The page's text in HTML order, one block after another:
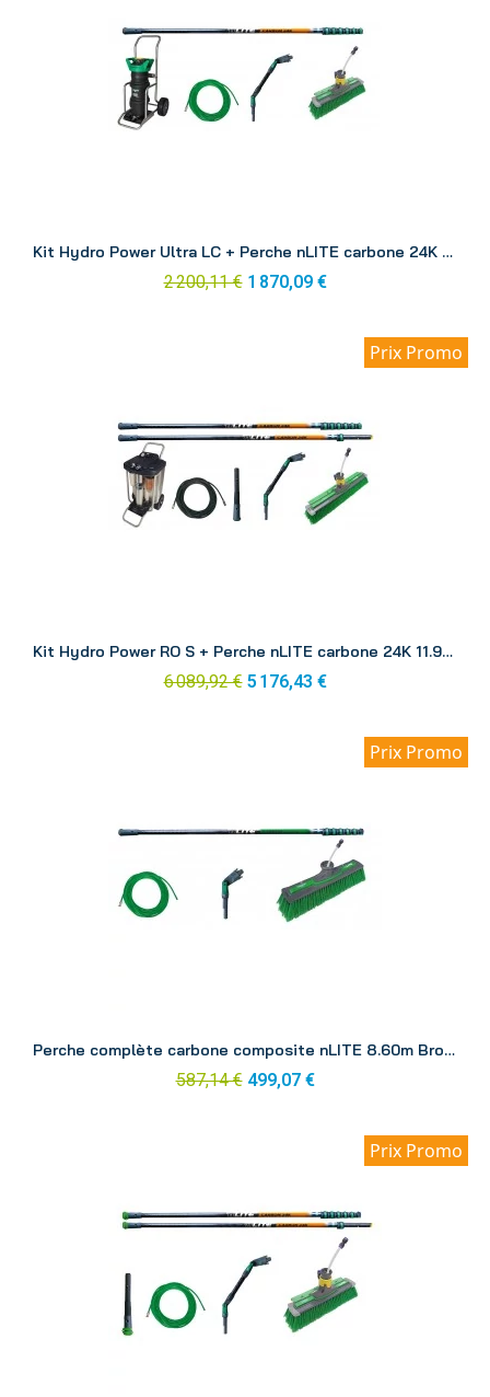
Kit Hydro Power Ultra LC + Perche nLITE carbone 24K 8.60 m DINK3
2 200,11 € 1 870,09 €
Prix Promo
Kit Hydro Power RO S + Perche nLITE carbone 24K 11.90 m RONK1
6 089,92 € 5 176,43 €
Prix Promo
Perche complète carbone composite nLITE 8.60m Brosse CC85H
587,14 € 499,07 €
Prix Promo